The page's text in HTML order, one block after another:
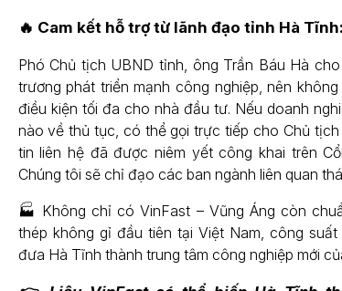
🔥 Cam kết hỗ trợ từ lãnh đạo tỉnh Hà Tĩnh:
Phó Chủ tịch UBND tỉnh, ông Trần Báu Hà
trương phát triển mạnh công nghiệp, nên
điều kiện tối đa cho nhà đầu tư. Nếu doanh
nào về thủ tục, có thể gọi trực tiếp cho Chủ
tin liên hệ đã được niêm yết công khai trên
Chúng tôi sẽ chỉ đạo các ban ngành liên quan
🏭 Không chỉ có VinFast – Vũng Áng còn
thép không gỉ đầu tiên tại Việt Nam, công
đưa Hà Tĩnh thành trung tâm công nghiệp mới